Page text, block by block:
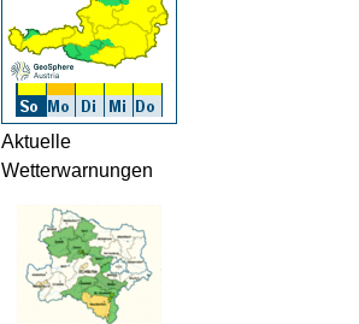
Aktuelle
Wetterwarnungen